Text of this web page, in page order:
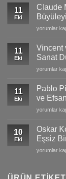
Watches:
18k
Gold
Models,
Editions
and
11
Eki
Claude
Claude
İzlenimciliğin
Gücü
ve
Doğanın
Yansımaları
için
yorumlar
11
Eki
Vincent
Sanat
Vincent
Gogh:
Tutku
ve
Duygularla
Eşsiz
Sanat
Dünyası
için
yorumlar
11
Eki
Pablo
ve
Pablo
Sanat
Dünyasını
Değiştiren
Dahi
Yaratıcılık
yorumlar
10
Eki
Oskar
Eşsiz
Oskar
Derinliklerle
yorumlar